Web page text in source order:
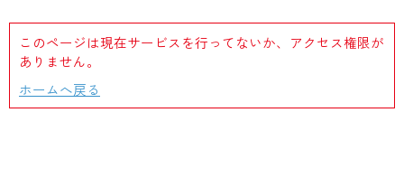
このページは現在サービスを行ってないか、アクセス権限が
ありません。
ホームへ戻る